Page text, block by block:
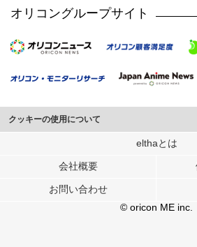
オリコングループサイト
クッキーの使用について
このサイトでは Cookie を使用して、ユーザーに
行っています。
メディアや広告配信、データ解析の各パートナー
各パートナーは、この情報とユーザーが各パート
ユーザーが各パートナーのサービスを使用したと
elthaとは
会社概要
お問い合わせ
© oricon ME inc.